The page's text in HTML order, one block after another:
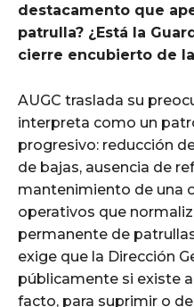
destacamento que
patrulla? ¿Está la
cierre encubierto de
AUGC traslada su
interpreta como un
progresivo: reducción
de bajas, ausencia de
mantenimiento de una
operativos que
permanente de
exige que la Dirección
públicamente si existe
facto, para suprimir o